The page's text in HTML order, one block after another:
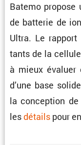
Batemo
de batterie de
Ultra. Le
tants de la
à mieux
d’une base
la concep­tion
lesdétails pour